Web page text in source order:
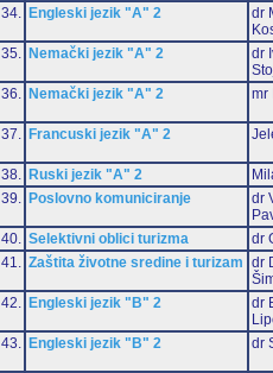
34. Engleski jezik "A" 2
dr
35.
Nemački jezik "A" 2
dr
36.
Nemački jezik "A" 2 mr
37. Francuski jezik "A" 2
38. Ruski jezik "A" 2
39.
Poslovno komuniciranje
dr
40.
Selektivni oblici turizma
dr
41.
Zaštita životne sredine i turizam dr
42.
Engleski jezik "B" 2
dr
43.
Engleski jezik "B" 2 dr